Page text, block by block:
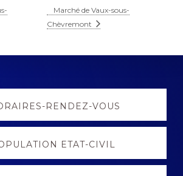
Marché de Vaux-sous-
Chèvremont
RENDEZ-VOUS
ETAT-CIVIL